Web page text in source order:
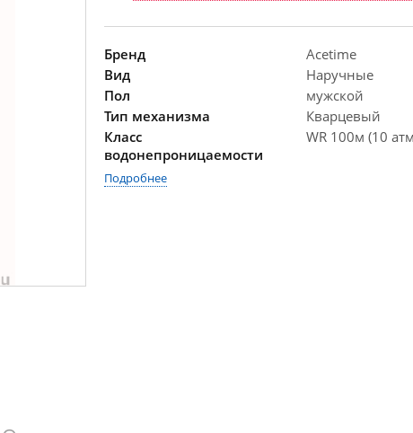
Бренд
Acetime
Вид
Наручные
Пол
мужской
Тип механизма
Кварцевый
Класс
водонепроницаемости
WR 100м (10
Подробнее